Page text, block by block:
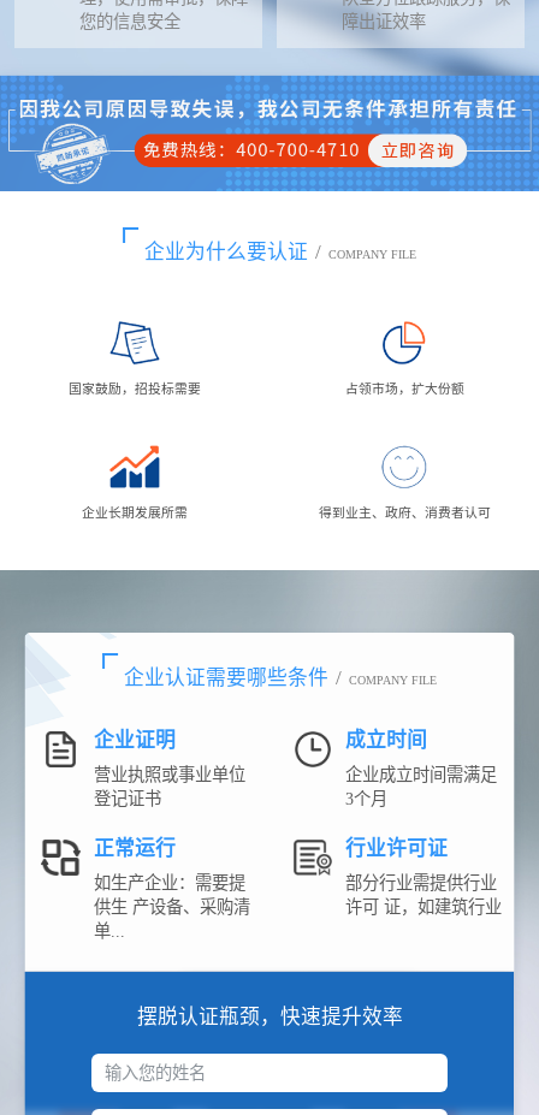
您的信息安全
障出证效率
企业为什么要认证 / COMPANY FILE
国家鼓励，招投标需要 占领市场，扩大份额
企业长期发展所需 得到业主、政府、消费者认可
企业认证需要哪些条件 / COMPANY FILE
企业证明
营业执照或事业单位
登记证书
成立时间
企业成立时间需满足
3个月
正常运行
如生产企业：需要提
供生 产设备、采购清
单...
行业许可证
部分行业需提供行业
许可 证，如建筑行业
摆脱认证瓶颈，快速提升效率
输入您的姓名